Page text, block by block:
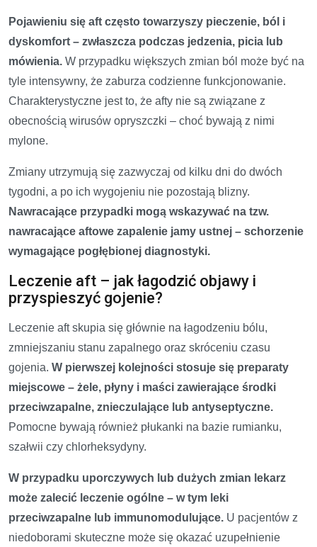
Pojawieniu się aft często towarzyszy pieczenie, ból i
dyskomfort – zwłaszcza podczas jedzenia, picia lub
mówienia. W przypadku większych zmian ból może być na
tyle intensywny, że zaburza codzienne funkcjonowanie.
Charakterystyczne jest to, że afty nie są związane z
obecnością wirusów opryszczki – choć bywają z nimi
mylone.
Zmiany utrzymują się zazwyczaj od kilku dni do dwóch
tygodni, a po ich wygojeniu nie pozostają blizny.
Nawracające przypadki mogą wskazywać na tzw.
nawracające aftowe zapalenie jamy ustnej – schorzenie
wymagające pogłębionej diagnostyki.
Leczenie aft – jak łagodzić objawy i
przyspieszyć gojenie?
Leczenie aft skupia się głównie na łagodzeniu bólu,
zmniejszaniu stanu zapalnego oraz skróceniu czasu
gojenia. W pierwszej kolejności stosuje się preparaty
miejscowe – żele, płyny i maści zawierające środki
przeciwzapalne, znieczulające lub antyseptyczne.
Pomocne bywają również płukanki na bazie rumianku,
szałwii czy chlorheksydyny.
W przypadku uporczywych lub dużych zmian lekarz
może zalecić leczenie ogólne – w tym leki
przeciwzapalne lub immunomodulujące. U pacjentów z
niedoborami skuteczne może się okazać uzupełnienie